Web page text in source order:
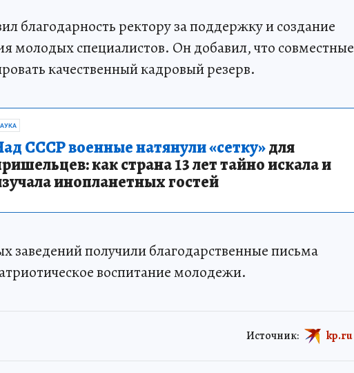
благодарность ректору за поддержку и создание
молодых специалистов. Он добавил, что совместные
качественный кадровый резерв.
СССР военные натянули «сетку»для
как страна 13 лет тайно искала и
инопланетных гостей
заведений получили благодарственные письма
воспитание молодежи.
Источник: kp.ru